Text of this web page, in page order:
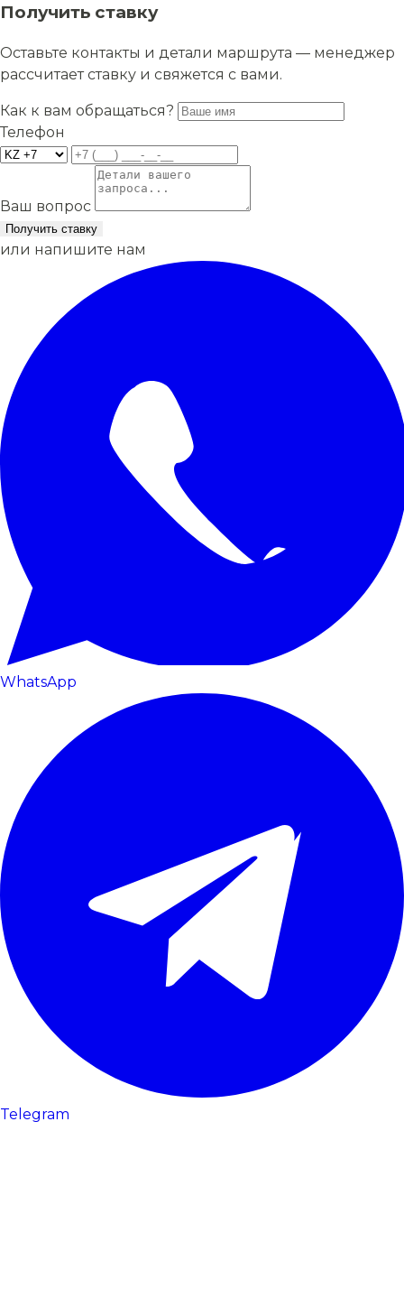
Получить ставку
Оставьте контакты и детали маршрута — менеджер
рассчитает ставку и свяжется с вами.
Как к вам обращаться?
Телефон
Ваш вопрос
Получить ставку
или напишите нам
WhatsApp
Telegram